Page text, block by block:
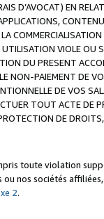
D’AVOCAT) EN
VIOLE OU
DU PRESENT
NON-PAIEMENT DE
DE VOS
TOUT ACTE DE
DE
toute violation
nos sociétés
2.